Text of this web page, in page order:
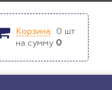
Корзина 0 шт.
на сумму 0